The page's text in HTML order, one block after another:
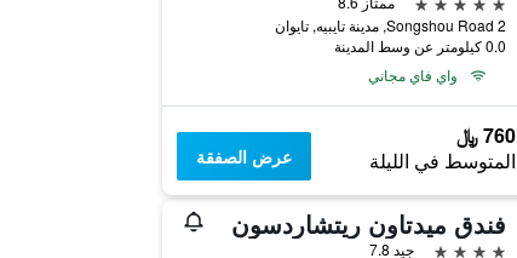
2 Songshou Road, مدينة تايبيه, تايوان
0.0 كيلومتر عن وسط المدينة
واي فاي مجاني
760 ﷼
المتوسط في الليلة عرض الصفقة
فندق ميدتاون ريتشاردسون
4 نجوم
جيد 7.8